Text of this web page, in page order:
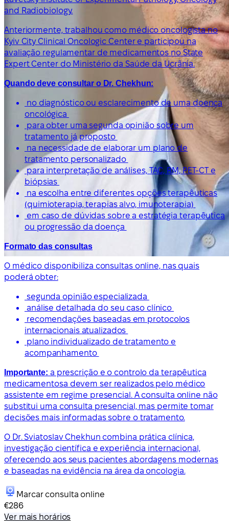
and Radiobiology.
Anteriormente, trabalhou como médico oncologista no
Kyiv City Clinical Oncologic Center e participou na
avaliação regulamentar de medicamentos no State
Expert Center do Ministério da Saúde da Ucrânia.
Quando deve consultar o Dr. Chekhun:
no diagnóstico ou esclarecimento de uma doença
oncológica
para obter uma segunda opinião sobre um
tratamento já proposto
na necessidade de elaborar um plano de
tratamento personalizado
para interpretação de análises, TAC, RM, PET-CT e
biópsias
na escolha entre diferentes opções terapêuticas
(quimioterapia, terapias alvo, imunoterapia)
em caso de dúvidas sobre a estratégia terapêutica
ou progressão da doença
Formato das consultas
O médico disponibiliza consultas online, nas quais
poderá obter:
segunda opinião especializada
análise detalhada do seu caso clínico
recomendações baseadas em protocolos
internacionais atualizados
plano individualizado de tratamento e
acompanhamento
Importante: a prescrição e o controlo da terapêutica
medicamentosa devem ser realizados pelo médico
assistente em regime presencial. A consulta online não
substitui uma consulta presencial, mas permite tomar
decisões mais informadas sobre o tratamento.
O Dr. Sviatoslav Chekhun combina prática clínica,
investigação científica e experiência internacional,
oferecendo aos seus pacientes abordagens modernas
e baseadas na evidência na área da oncologia.
Marcar consulta online
€286
Ver mais horários